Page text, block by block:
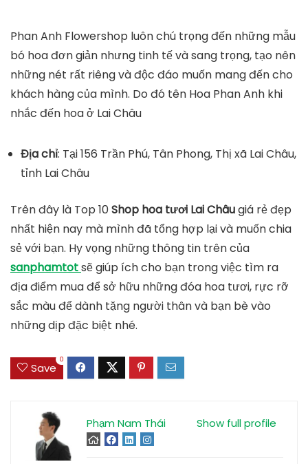
Phan Anh Flowershop luôn chú trọng đến những mẫu
bó hoa đơn giản nhưng tinh tế và sang trọng, tạo nên
những nét rất riêng và độc đáo muốn mang đến cho
khách hàng của mình. Do đó tên Hoa Phan Anh khi
nhắc đến hoa ở Lai Châu
Địa chỉ: Tại 156 Trần Phú, Tân Phong, Thị xã Lai Châu,
tỉnh Lai Châu
Trên đây là Top 10Shop hoa tươi Lai Châugiá rẻ đẹp
nhất hiện nay mà mình đã tổng hợp lại và muốn chia
sẻ với bạn. Hy vọng những thông tin trên của
sanphamtotsẽ giúp ích cho bạn trong việc tìm ra
địa điểm mua để sở hữu những đóa hoa tươi, rực rỡ
sắc màu để dành tặng người thân và bạn bè vào
những dịp đặc biệt nhé.
Save
0
Show full profile
Phạm Nam Thái